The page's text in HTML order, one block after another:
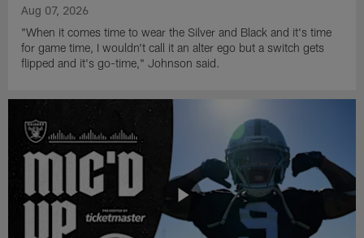
Aug 07, 2026
"When it comes time to wear the Silver and Black and it's time
for game time, I wouldn't call it an alter ego but a switch gets
flipped and it's go-time," Johnson said.